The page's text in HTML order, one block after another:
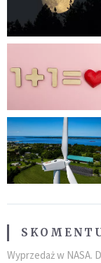
Wyprzedaż w NASA.